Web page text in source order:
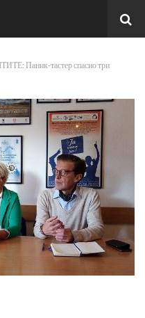
Паник-тастер спасио три